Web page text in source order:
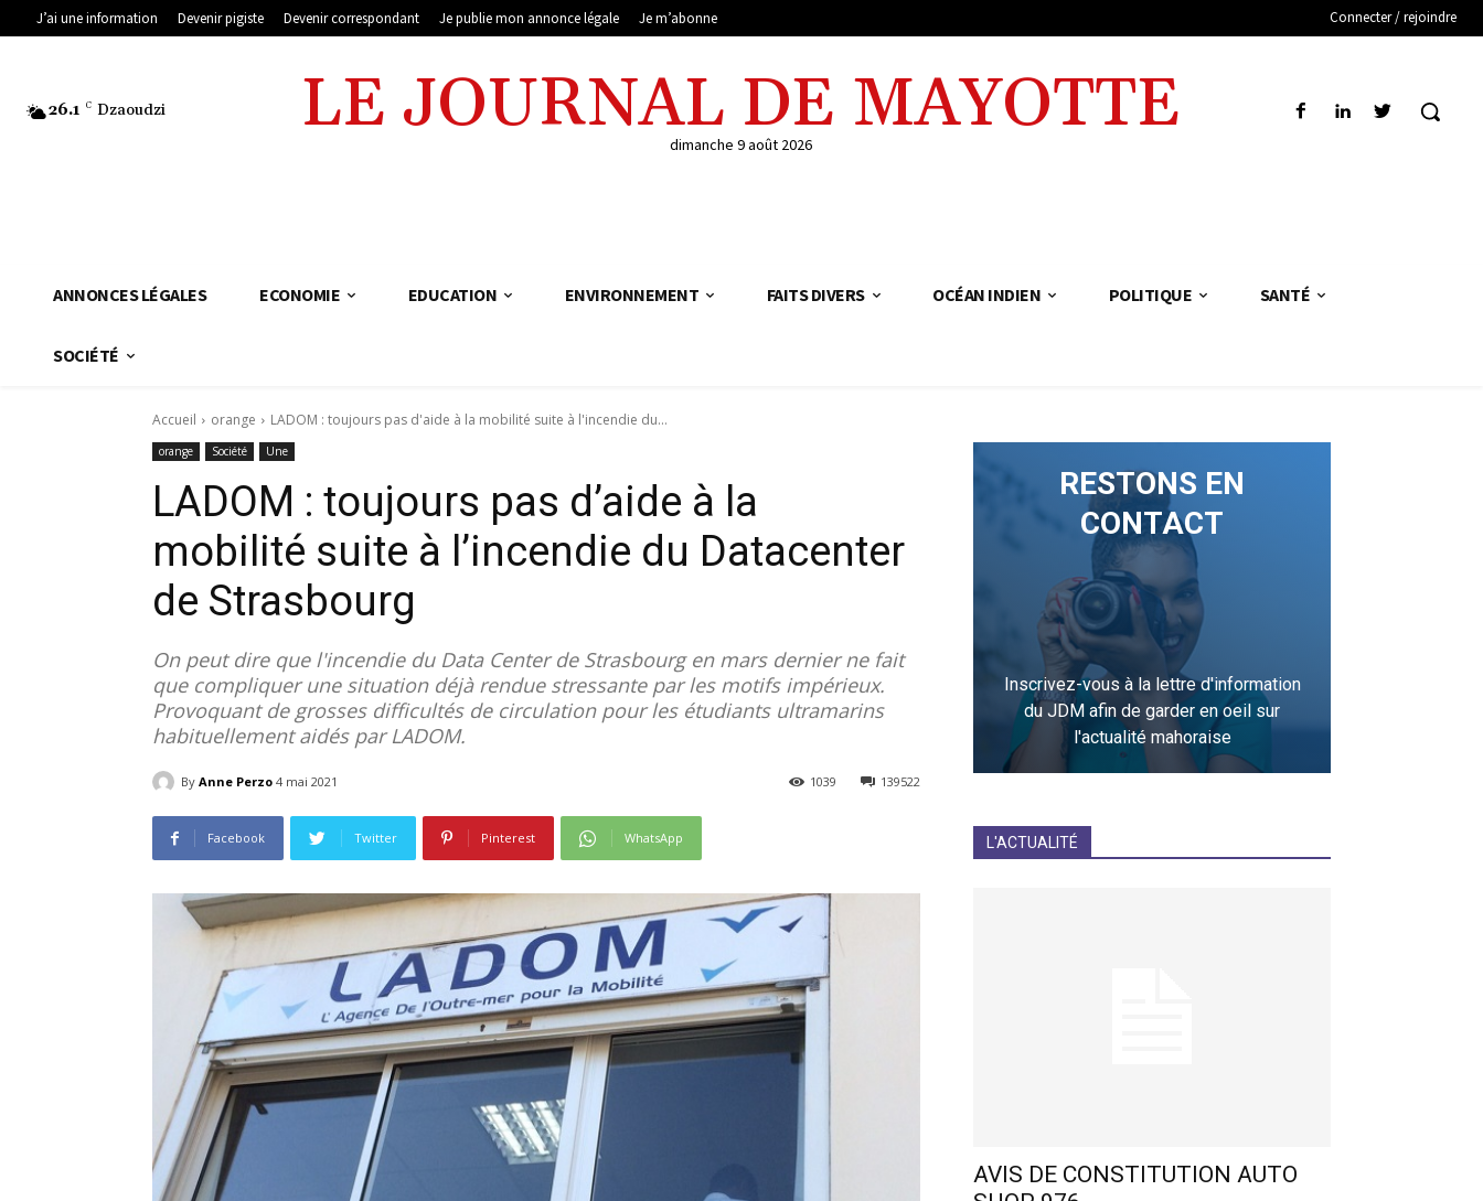
J’ai une information Devenir pigiste Devenir correspondant Je publie mon annonce légale Je m’abonne Connecter / rejoindre
26.1 C Dzaoudzi LE JOURNAL DE MAYOTTE
dimanche 9 août 2026
ANNONCES LÉGALES ECONOMIE EDUCATION ENVIRONNEMENT FAITS DIVERS OCÉAN INDIEN POLITIQUE SANTÉ
SOCIÉTÉ
Accueil orange LADOM : toujours pas d'aide à la mobilité suite à l'incendie du...
orange Société Une
LADOM : toujours pas d’aide à la
mobilité suite à l’incendie du Datacenter
de Strasbourg
On peut dire que l'incendie du Data Center de Strasbourg en mars dernier ne fait
que compliquer une situation déjà rendue stressante par les motifs impérieux.
Provoquant de grosses difficultés de circulation pour les étudiants ultramarins
habituellement aidés par LADOM.
By Anne Perzo 4 mai 2021 139522
1039
Facebook Twitter Pinterest WhatsApp
RESTONS EN
CONTACT
Inscrivez-vous à la lettre d'information
du JDM afin de garder en oeil sur
l'actualité mahoraise
L'ACTUALITÉ
AVIS DE CONSTITUTION AUTO